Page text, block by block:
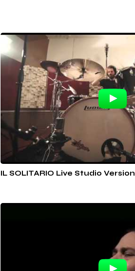
IL SOLITARIO Live Studio Version